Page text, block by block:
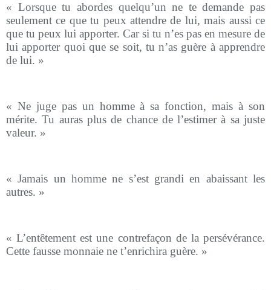
« Lorsque tu abordes quelqu’un ne te demande pas
seulement ce que tu peux attendre de lui, mais aussi ce
que tu peux lui apporter. Car si tu n’es pas en mesure de
lui apporter quoi que se soit, tu n’as guère à apprendre
de lui. »
« Ne juge pas un homme à sa fonction, mais à son
mérite. Tu auras plus de chance de l’estimer à sa juste
valeur. »
« Jamais un homme ne s’est grandi en abaissant les
autres. »
« L’entêtement est une contrefaçon de la persévérance.
Cette fausse monnaie ne t’enrichira guère. »